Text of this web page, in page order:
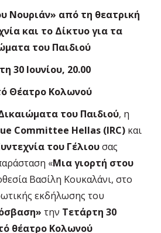
Νουριάν» από τη θεατρική
και το Δίκτυο για τα
του Παιδιού
30 Ιουνίου, 20.00
Θέατρο Κολωνού
του Παιδιού, η
Committee Hellas (IRC) και
του Γέλιουσας
«Μια γιορτή στου
Βασίλη Κουκαλάνι, στο
εκδήλωσης του
την Τετάρτη 30
θέατρο Κολωνού